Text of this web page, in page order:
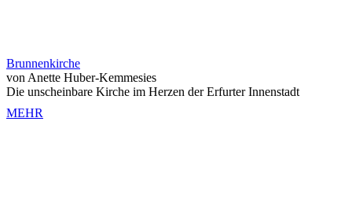
Brunnenkirche
von Anette Huber-Kemmesies
Die unscheinbare Kirche im Herzen der Erfurter Innenstadt
MEHR